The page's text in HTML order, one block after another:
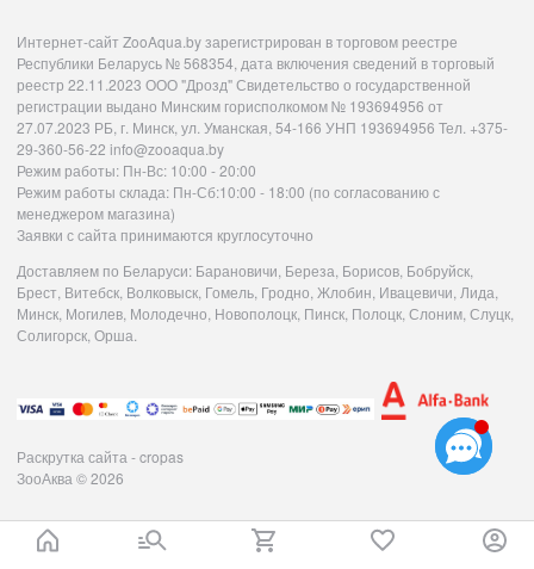
Интернет-сайт ZooAqua.by зарегистрирован в торговом реестре
Республики Беларусь № 568354, дата включения сведений в торговый
реестр 22.11.2023 ООО "Дрозд" Свидетельство о государственной
регистрации выдано Минским горисполкомом № 193694956 от
27.07.2023 РБ, г. Минск, ул. Уманская, 54-166 УНП 193694956 Тел. +375-
29-360-56-22 info@zooaqua.by
Режим работы: Пн-Вс: 10:00 - 20:00
Режим работы склада: Пн-Сб:10:00 - 18:00 (по согласованию с
менеджером магазина)
Заявки с сайта принимаются круглосуточно
Доставляем по Беларуси: Барановичи, Береза, Борисов, Бобруйск,
Брест, Витебск, Волковыск, Гомель, Гродно, Жлобин, Ивацевичи, Лида,
Минск, Могилев, Молодечно, Новополоцк, Пинск, Полоцк, Слоним, Слуцк,
Солигорск, Орша.
Раскрутка сайта - cropas
ЗооАква © 2026